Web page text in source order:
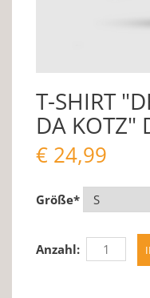
T-SHIRT
DA KOTZ"
€ 24,99
Größe*
Anzahl: